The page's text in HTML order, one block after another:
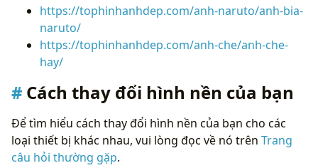
https://tophinhanhdep.com/anh-naruto/anh-bia-
naruto/
https://tophinhanhdep.com/anh-che/anh-che-
hay/
Cách thay đổi hình nền của bạn
Để tìm hiểu cách thay đổi hình nền của bạn cho các
loại thiết bị khác nhau, vui lòng đọc về nó trên Trang
câu hỏi thường gặp.